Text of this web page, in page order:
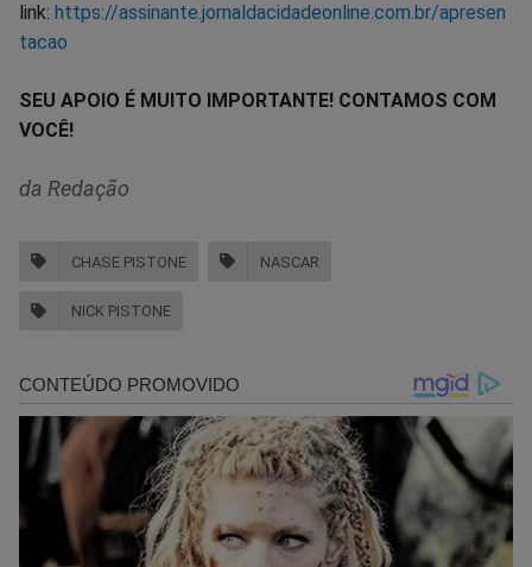
link: https://assinante.jornaldacidadeonline.com.br/apresen
tacao
SEU APOIO É MUITO IMPORTANTE! CONTAMOS COM
VOCÊ!
da Redação
CHASE PISTONE NASCAR
NICK PISTONE